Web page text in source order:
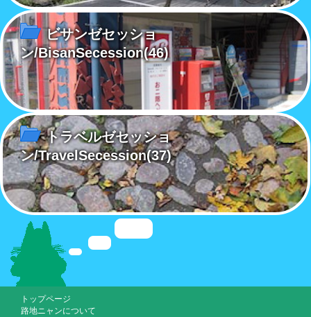
ビサンゼセッショ
ン/BisanSecession(46)
トラベルゼセッショ
ン/TravelSecession(37)
トップページ
路地ニャンについて